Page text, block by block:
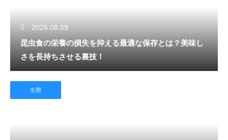
2026.08.09
昆虫食の栄養の損失を抑える最適な保存とは？美味し
さを長持ちさせる裏技！
生態